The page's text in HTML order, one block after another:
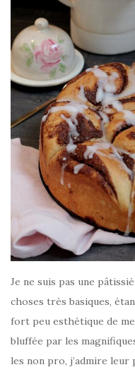
Je ne suis pas une
choses très basiques,
fort peu esthétique de
bluffée par les
les non pro, j’admire